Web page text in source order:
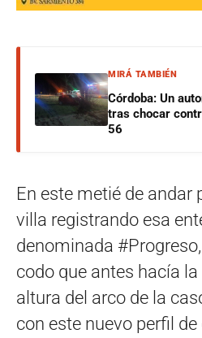
MIRÁ TAMBIÉN
Córdoba: Un
tras chocar
56
En este metié de andar
villa registrando esa
denominada
codo que antes hacía
altura del arco de la
con este nuevo perfil